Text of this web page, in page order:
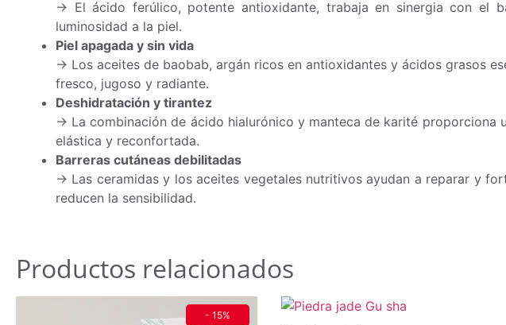
→ El ácido ferúlico, potente antioxidante, trabaja en sinergia con el
luminosidad a la piel.
Piel apagada y sin vida
→ Los aceites de baobab, argán ricos en antioxidantes y ácidos grasos
fresco, jugoso y radiante.
Deshidratación y tirantez
→ La combinación de ácido hialurónico y manteca de karité proporciona
elástica y reconfortada.
Barreras cutáneas debilitadas
→ Las ceramidas y los aceites vegetales nutritivos ayudan a reparar y
reducen la sensibilidad.
Productos relacionados
- 15%